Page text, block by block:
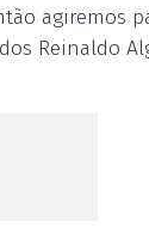
agiremos
Reinaldo